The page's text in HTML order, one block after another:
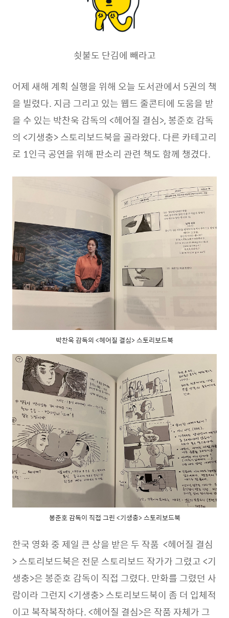
쇳불도 단김에 빼라고
어제 새해 계획 실행을 위해 오늘 도서관에서 5권의 책
을 빌렸다. 지금 그리고 있는 웹드 줄콘티에 도움을 받
을 수 있는 박찬욱 감독의 <헤어질 결심>, 봉준호 감독
의 <기생충> 스토리보드북을 골라왔다. 다른 카테고리
로 1인극 공연을 위해 판소리 관련 책도 함께 챙겼다.
박찬욱 감독의 <헤어질 결심> 스토리보드북
봉준호 감독이 직접 그린 <기생충> 스토리보드북
한국 영화 중 제일 큰 상을 받은 두 작품 <헤어질 결심
> 스토리보드북은 전문 스토리보드 작가가 그렸고 <기
생충>은 봉준호 감독이 직접 그렸다. 만화를 그렸던 사
람이라 그런지 <기생충> 스토리보드북이 좀 더 입체적
이고 복작복작하다. <헤어질 결심>은 작품 자체가 그